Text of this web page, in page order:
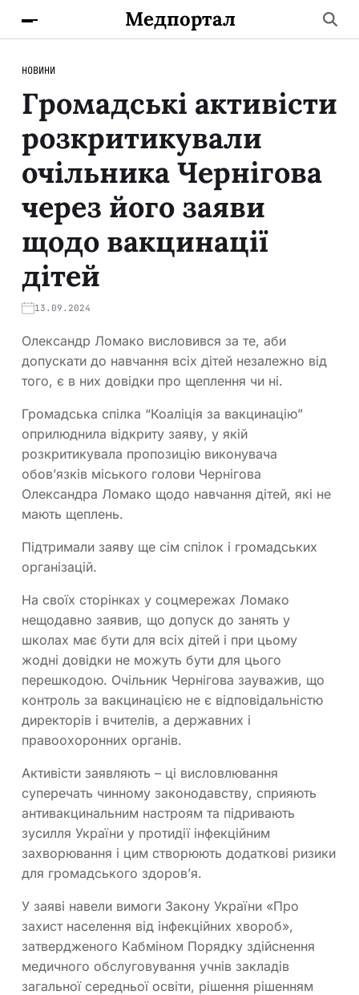
Медпортал
НОВИНИ
Громадські активісти
розкритикували
очільника Чернігова
через його заяви
щодо вакцинації
дітей
13.09.2024
Олександр Ломако висловився за те, аби
допускати до навчання всіх дітей незалежно від
того, є в них довідки про щеплення чи ні.
Громадська спілка “Коаліція за вакцинацію”
оприлюднила відкриту заяву, у якій
розкритикувала пропозицію виконувача
обов’язків міського голови Чернігова
Олександра Ломако щодо навчання дітей, які не
мають щеплень.
Підтримали заяву ще сім спілок і громадських
організацій.
На своїх сторінках у соцмережах Ломако
нещодавно заявив, що допуск до занять у
школах має бути для всіх дітей і при цьому
жодні довідки не можуть бути для цього
перешкодою. Очільник Чернігова зауважив, що
контроль за вакцинацією не є відповідальністю
директорів і вчителів, а державних і
правоохоронних органів.
Активісти заявляють – ці висловлювання
суперечать чинному законодавству, сприяють
антивакцинальним настроям та підривають
зусилля України у протидії інфекційним
захворювання і цим створюють додаткові ризики
для громадського здоров’я.
У заяві навели вимоги Закону України «Про
захист населення від інфекційних хвороб»,
затвердженого Кабміном Порядку здійснення
медичного обслуговування учнів закладів
загальної середньої освіти, рішення рішенням